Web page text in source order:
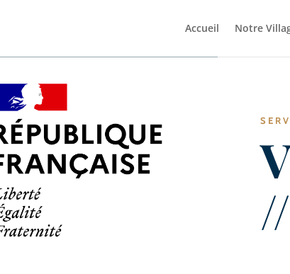
Accueil Notre